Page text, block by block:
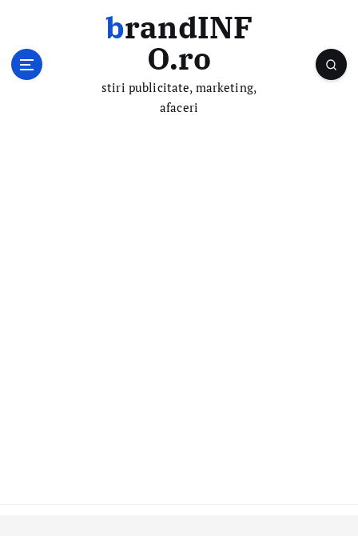
brandINF
O.ro
stiri publicitate, marketing,
afaceri